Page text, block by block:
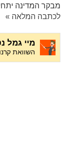
מבקר המדינה
לכתבה המלאה »